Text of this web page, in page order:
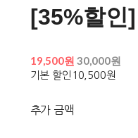
[35%할인]
19,500원 30,000원
기본 할인 10,500원
추가 금액